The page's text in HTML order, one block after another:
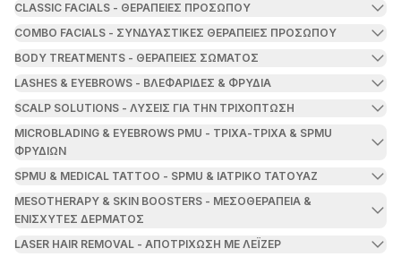
CLASSIC FACIALS - ΘΕΡΑΠΕΙΕΣ ΠΡΟΣΩΠΟΥ
COMBO FACIALS - ΣΥΝΔΥΑΣΤΙΚΕΣ ΘΕΡΑΠΕΙΕΣ ΠΡΟΣΩΠΟΥ
BODY TREATMENTS - ΘΕΡΑΠΕΙΕΣ ΣΩΜΑΤΟΣ
LASHES & EYEBROWS - ΒΛΕΦΑΡΙΔΕΣ & ΦΡΥΔΙΑ
SCALP SOLUTIONS - ΛΥΣΕΙΣ ΓΙΑ ΤΗΝ ΤΡΙΧΟΠΤΩΣΗ
MICROBLADING & EYEBROWS PMU - ΤΡΙΧΑ-ΤΡΙΧΑ & SPMU
ΦΡΥΔΙΩΝ
SPMU & MEDICAL TATTOO - SPMU & ΙΑΤΡΙΚΟ ΤΑΤΟΥΑΖ
MESOTHERAPY & SKIN BOOSTERS - ΜΕΣΟΘΕΡΑΠΕΙΑ &
ΕΝΙΣΧΥΤΕΣ ΔΕΡΜΑΤΟΣ
LASER HAIR REMOVAL - ΑΠΟΤΡΙΧΩΣΗ ΜΕ ΛΕΪΖΕΡ